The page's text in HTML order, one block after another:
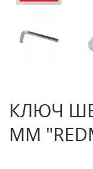
КЛЮЧ
ММ